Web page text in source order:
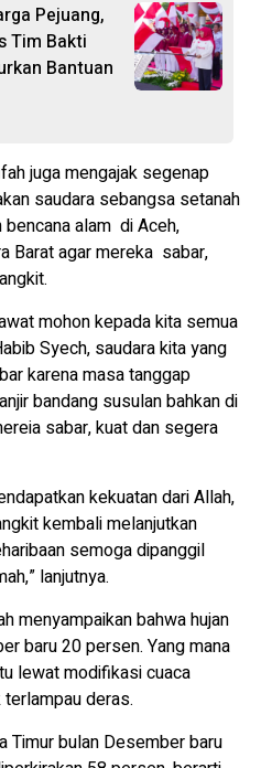
Pejuang,
Tim Bakti
Bantuan
juga mengajak segenap
saudara sebangsa setanah
alam di Aceh,
Barat agar mereka sabar,
mohon kepada kita semua
Syech, saudara kita yang
karena masa tanggap
bandang susulan bahkan di
sabar, kuat dan segera
kekuatan dari Allah,
kembali melanjutkan
semoga dipanggil
lanjutnya.
menyampaikan bahwa hujan
baru 20 persen. Yang mana
lewat modifikasi cuaca
deras.
Timur bulan Desember baru